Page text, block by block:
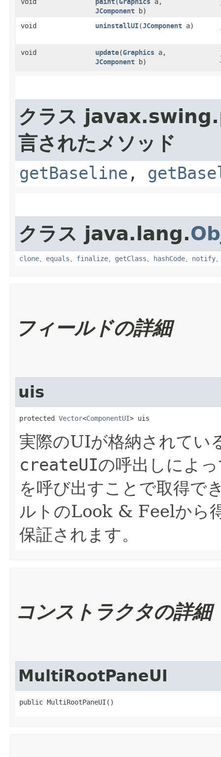
void paint​(Graphics a,
JComponent b)
void uninstallUI​(JComponent a)
void update​(Graphics a,
JComponent b)
クラス
言されたメソッド
getBaseline,
クラス java.lang.
clone、 equals、 finalize、 getClass、 hashCode、 notify
フィールドの詳細
uis
protected Vector<ComponentUI> uis
実際のUIが格納されてい
createUIの呼出しによ
を呼び出すことで取得で
ルトのLook & Feelから
保証されます。
コンストラクタの詳細
MultiRootPaneUI
public MultiRootPaneUI()